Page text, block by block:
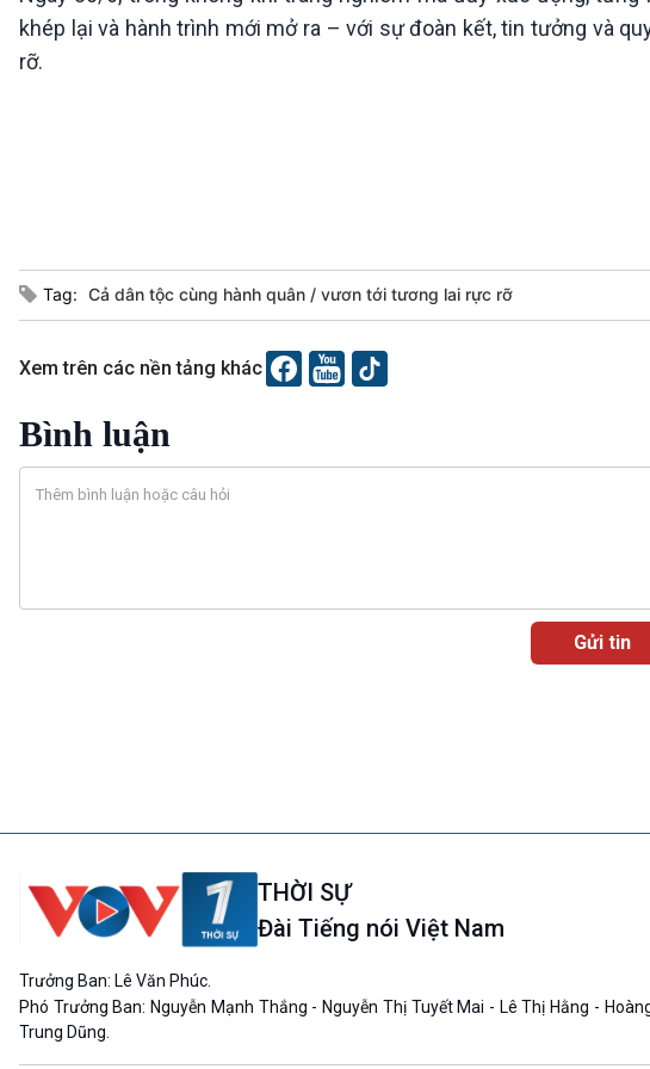
360 độ Sức khỏe
Chuyển đổi Xanh
Tài nguyên và Môi trường
Kết nối công nghệ
Sống chung với biến đổi
Chát với
Câu
Các chương trình đặc biệt
khép lại và hành trình mới mở ra – với sự đoàn kết, tin tưởng và
rỡ.
Tag: Cả dân tộc cùng hành quân vươn tới tương lai rực rỡ
Xem trên các nền tảng khác
Bình luận
THỜI SỰ
Đài Tiếng nói Việt Nam
Trưởng Ban: Lê Văn Phúc.
Phó Trưởng Ban: Nguyễn Mạnh Thắng - Nguyễn Thị Tuyết Mai - Lê Thị Hằng -
Trung Dũng.